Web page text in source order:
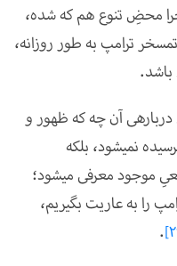
محضِ تنوع هم که شده،
ترامپ به طور روزانه،
باشد.
درباره­ی آن چه که ظهور و
نمی­شود، بلکه
موجود معرفی می­شود؛
را به عاریت بگیریم،
.